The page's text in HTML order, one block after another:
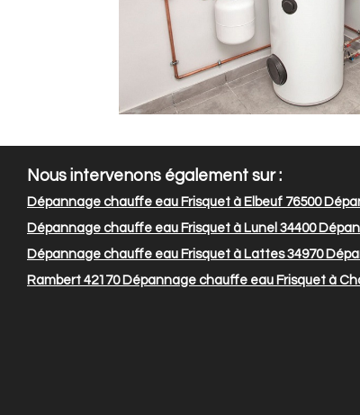
Nous intervenons également sur :
Dépannage chauffe eau Frisquet à Elbeuf 76500
Dépannage chauffe eau Frisquet à Lunel 34400
Dépannage chauffe eau Frisquet à Lattes 34970
Rambert 42170Dépannage chauffe eau Frisquet à